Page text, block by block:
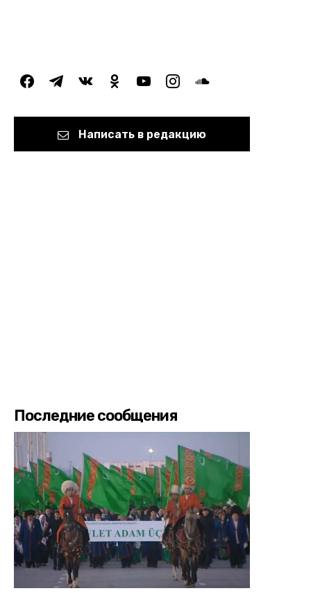
facebooktelegramvkontakteodnoklassniki
youtubeinstagramsoundcloud
Написать в редакцию
Последние сообщения